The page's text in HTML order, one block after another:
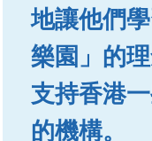
地讓他們
樂園」的
支持香港
的機構。